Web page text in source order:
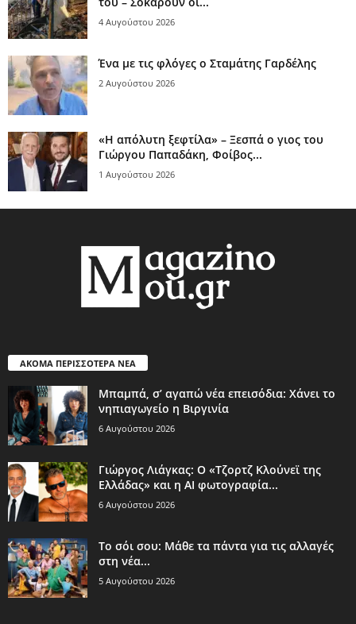
4 Αυγούστου 2026
Ένα με τις φλόγες ο Σταμάτης Γαρδέλης
2 Αυγούστου 2026
«Η απόλυτη ξεφτίλα» – Ξεσπά ο γιος του
Γιώργου Παπαδάκη, Φοίβος...
1 Αυγούστου 2026
ΑΚΟΜΑ ΠΕΡΙΣΣΟΤΕΡΑ ΝΕΑ
Μπαμπά, σ’ αγαπώ νέα επεισόδια: Χάνει το
νηπιαγωγείο η Βιργινία
6 Αυγούστου 2026
Γιώργος Λιάγκας: Ο «Τζορτζ Κλούνεϊ της
Ελλάδας» και η AI φωτογραφία...
6 Αυγούστου 2026
Το σόι σου: Μάθε τα πάντα για τις αλλαγές
στη νέα...
5 Αυγούστου 2026